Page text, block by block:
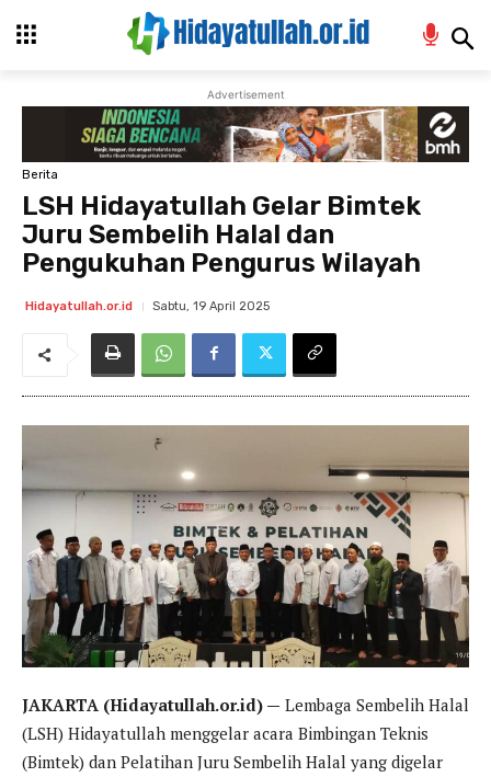
Advertisement
Berita
LSH Hidayatullah Gelar Bimtek
Juru Sembelih Halal dan
Pengukuhan Pengurus Wilayah
Hidayatullah.or.id Sabtu, 19 April 2025
JAKARTA (Hidayatullah.or.id) — Lembaga Sembelih Halal
(LSH) Hidayatullah menggelar acara Bimbingan Teknis
(Bimtek) dan Pelatihan Juru Sembelih Halal yang digelar